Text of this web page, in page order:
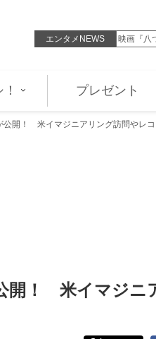
エンタメNEWS
内駿輔… 映画『八
プレゼント
公開！ 米イマジニアリング訪問やレ
開！ 米イマジニ